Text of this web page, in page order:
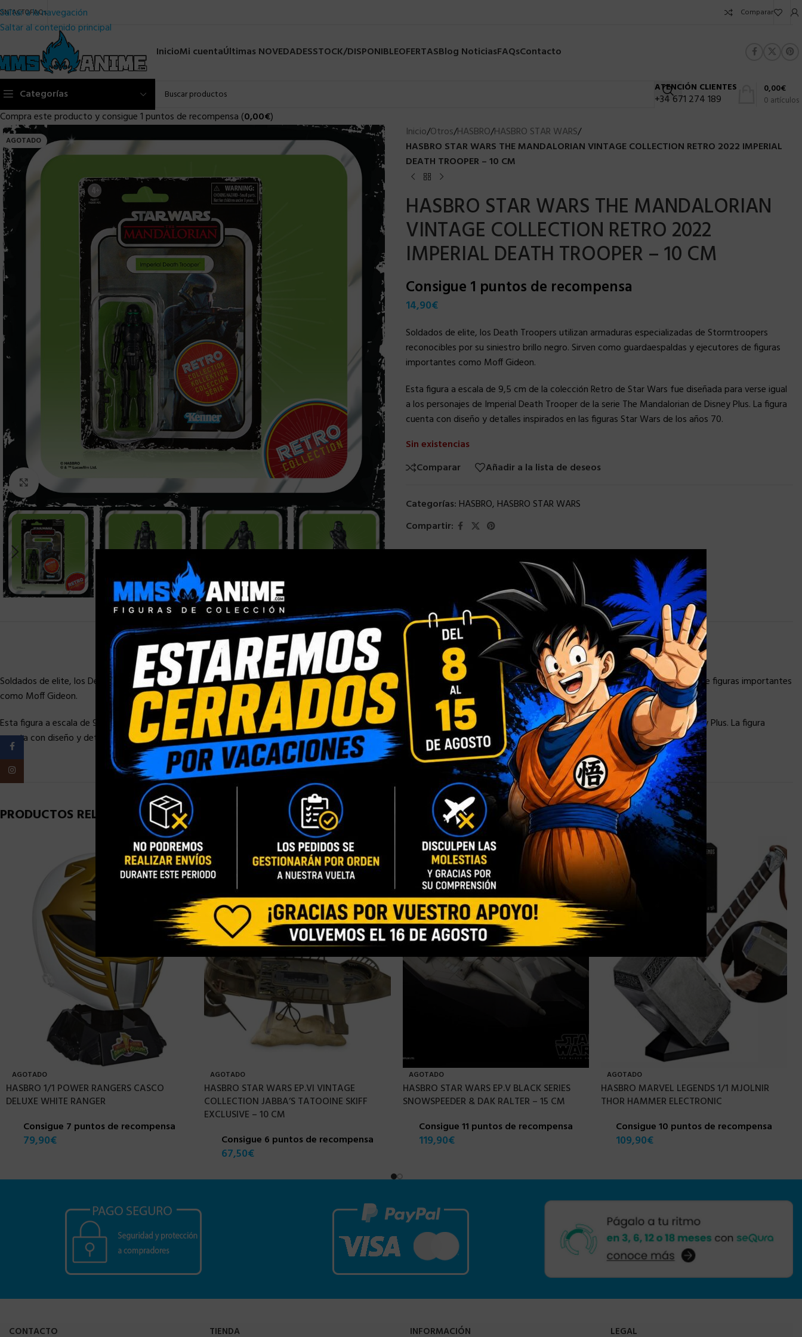
Saltar a la navegación
Saltar al contenido principal
FAQs Comparar
InicioMi cuentaÚltimas NOVEDADESSTOCK/DISPONIBLEOFERTASBlog NoticiasFAQsContacto
Categorías ATENCIÓN CLIENTES
+34 671 274 189 0 artículos
0,00€
Compra este producto y consigue 1 puntos de recompensa (0,00€)
AGOTADO
Clic para ampliar
Inicio/Otros/HASBRO/HASBRO STAR WARS/
HASBRO STAR WARS THE MANDALORIAN VINTAGE COLLECTION RETRO 2022 IMPERIAL
DEATH TROOPER – 10 CM
HASBRO STAR WARS THE MANDALORIAN
VINTAGE COLLECTION RETRO 2022
IMPERIAL DEATH TROOPER – 10 CM
Consigue 1 puntos de recompensa
14,90€
Soldados de elite, los Death Troopers utilizan armaduras especializadas de Stormtroopers
reconocibles por su siniestro brillo negro. Sirven como guardaespaldas y ejecutores de figuras
importantes como Moff Gideon.
Esta figura a escala de 9,5 cm de la colección Retro de Star Wars fue diseñada para verse igual
a los personajes de Imperial Death Trooper de la serie The Mandalorian de Disney Plus. La figura
cuenta con diseño y detalles inspirados en las figuras Star Wars de los años 70.
Sin existencias
Comparar
Añadir a la lista de deseos
Categorías: HASBRO, HASBRO STAR WARS
Compartir:
DESCRIPCIÓNINFORMACIÓN ADICIONAL
Soldados de elite, los Death Troopers utilizan armaduras especializadas de Stormtroopers reconocibles por su siniestro brillo negro. Sirven como guardaespaldas y ejecutores de figuras importantes
como Moff Gideon.
Esta figura a escala de 9,5 cm de la colección Retro de Star Wars fue diseñada para verse igual a los personajes de Imperial Death Trooper de la serie The Mandalorian de Disney Plus. La figura
cuenta con diseño y detalles inspirados en las figuras Star Wars de los años 70.
PRODUCTOS RELACIONADOS
AGOTADO
HASBRO 1/1 POWER RANGERS CASCO
DELUXE WHITE RANGER
Consigue 7 puntos de recompensa
79,90€
AGOTADO
HASBRO STAR WARS EP.VI VINTAGE
COLLECTION JABBA’S TATOOINE SKIFF
EXCLUSIVE – 10 CM
Consigue 6 puntos de recompensa
67,50€
AGOTADO
HASBRO STAR WARS EP.V BLACK SERIES
SNOWSPEEDER & DAK RALTER – 15 CM
Consigue 11 puntos de recompensa
119,90€
AGOTADO
HASBRO MARVEL LEGENDS 1/1 MJOLNIR
THOR HAMMER ELECTRONIC
Consigue 10 puntos de recompensa
109,90€
CONTACTO TIENDA INFORMACIÓN LEGAL